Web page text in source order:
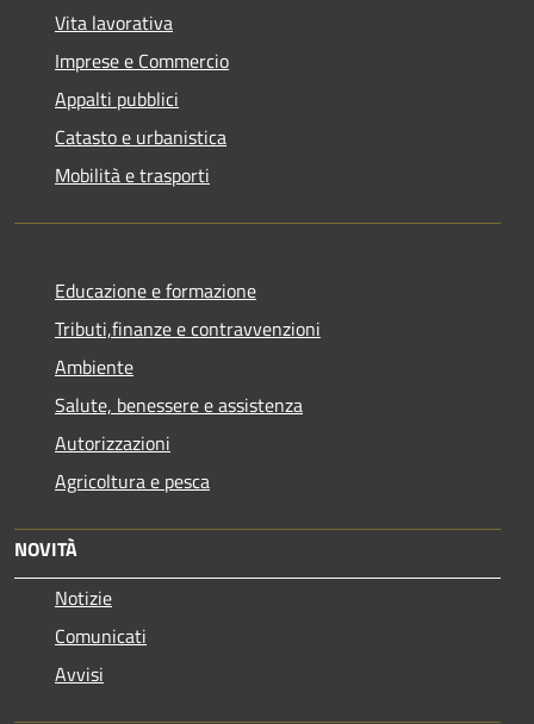
Vita lavorativa
Imprese e Commercio
Appalti pubblici
Catasto e urbanistica
Mobilità e trasporti
Educazione e formazione
Tributi,finanze e contravvenzioni
Ambiente
Salute, benessere e assistenza
Autorizzazioni
Agricoltura e pesca
NOVITÀ
Notizie
Comunicati
Avvisi